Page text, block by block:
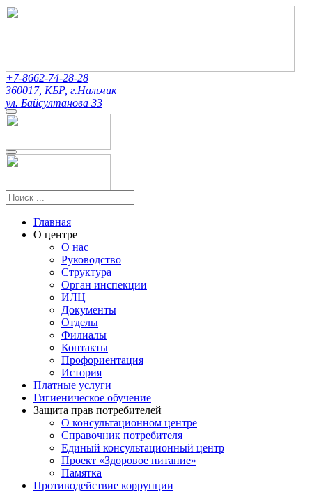
+7-8662-74-28-28
360017, КБР, г.Нальчик
ул. Байсултанова 33
Главная
О центре
О нас
Руководство
Структура
Орган инспекции
ИЛЦ
Документы
Отделы
Филиалы
Контакты
Профориентация
История
Платные услуги
Гигиеническое обучение
Защита прав потребителей
О консультационном центре
Справочник потребителя
Единый консультационный центр
Проект «Здоровое питание»
Памятка
Противодействие коррупции